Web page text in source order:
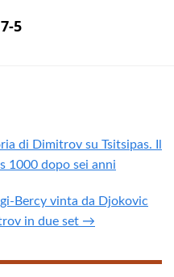
5
di Dimitrov su Tsitsipas. Il
1000 dopo sei anni
Bercy vinta da Djokovic
in due set →